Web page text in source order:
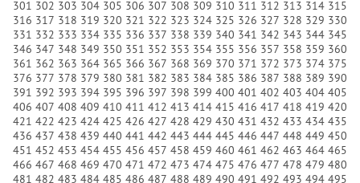
301 302 303 304 305 306 307 308 309 310 311 312 313 314 315
316 317 318 319 320 321 322 323 324 325 326 327 328 329 330
331 332 333 334 335 336 337 338 339 340 341 342 343 344 345
346 347 348 349 350 351 352 353 354 355 356 357 358 359 360
361 362 363 364 365 366 367 368 369 370 371 372 373 374 375
376 377 378 379 380 381 382 383 384 385 386 387 388 389 390
391 392 393 394 395 396 397 398 399 400 401 402 403 404 405
406 407 408 409 410 411 412 413 414 415 416 417 418 419 420
421 422 423 424 425 426 427 428 429 430 431 432 433 434 435
436 437 438 439 440 441 442 443 444 445 446 447 448 449 450
451 452 453 454 455 456 457 458 459 460 461 462 463 464 465
466 467 468 469 470 471 472 473 474 475 476 477 478 479 480
481 482 483 484 485 486 487 488 489 490 491 492 493 494 495